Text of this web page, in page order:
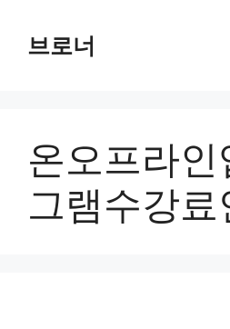
브로너
온오프라인
그램수강료